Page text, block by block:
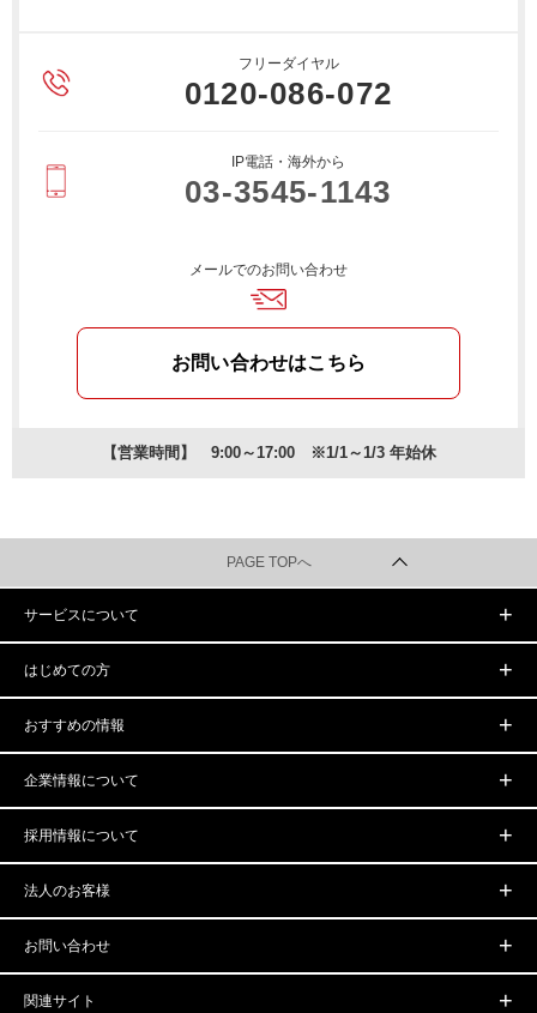
フリーダイヤル
0120-086-072
IP電話・海外から
03-3545-1143
メールでのお問い合わせ
お問い合わせはこちら
【営業時間】 9:00～17:00 ※1/1～1/3 年始休
PAGE TOPへ
サービスについて
はじめての方
おすすめの情報
企業情報について
採用情報について
法人のお客様
お問い合わせ
関連サイト